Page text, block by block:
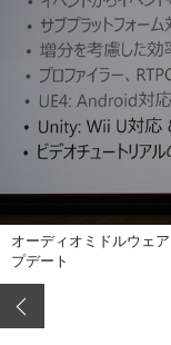
オーディオミドルウェ
プデート